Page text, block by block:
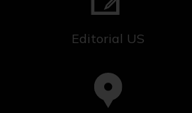
Editorial US